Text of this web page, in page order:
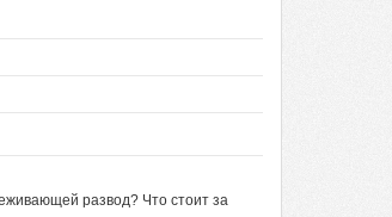
развод? Что стоит за